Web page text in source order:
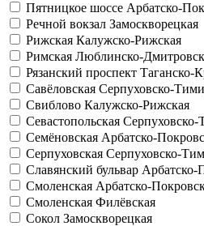
Пятницкое шоссе Арбатско-
Речной вокзал Замоскворецкая
Рижская Калужско-Рижская
Римская Люблинско-
Рязанский проспект Таганско-
Савёловская Серпуховско-
Свиблово Калужско-Рижская
Севастопольская Серпуховско-
Семёновская Арбатско-
Серпуховская Серпуховско-
Славянский бульвар Арбатско-
Смоленская Арбатско-
Смоленская Филёвская
Сокол Замоскворецкая